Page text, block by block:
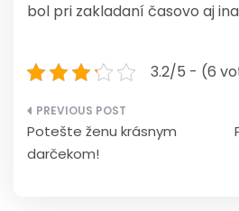
bol pri zakladaní časovo aj
3.2/5 - (6
Navigace
pro
Potešte ženu krásnym
darčekom!